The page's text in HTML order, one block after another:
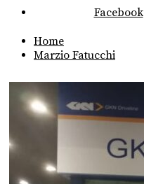
Facebook
Home
Marzio Fatucchi